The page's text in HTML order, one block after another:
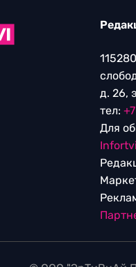
д. 26,
тел:
Для